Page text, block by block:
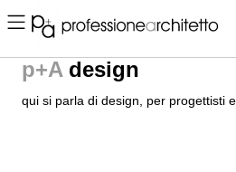
ARTEPADOVA 2021:
Si riparte con la 31ª edizione
più ampia e variegata per festeggiare al